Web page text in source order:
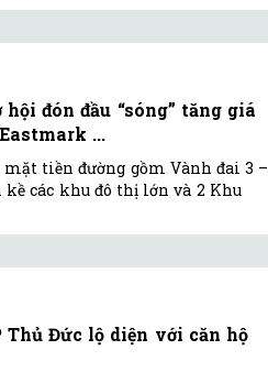
hội đón đầu “sóng” tăng giá
...
tiền đường gồm Vành đai 3 –
các khu đô thị lớn và 2 Khu
Thủ Đức lộ diện với căn hộ